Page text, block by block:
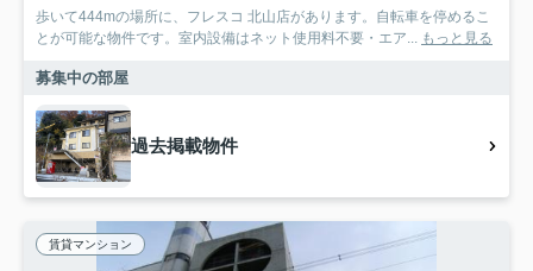
歩いて444mの場所に、フレスコ 北山店があります。自転車を停めるこ
とが可能な物件です。室内設備はネット使用料不要・エア... もっと見る
募集中の部屋
過去掲載物件
賃貸マンション